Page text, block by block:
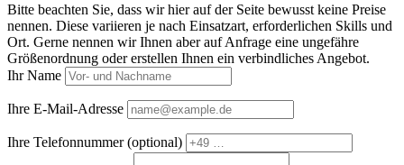
Bitte beachten Sie, dass wir hier auf der Seite bewusst keine Preise
nennen. Diese variieren je nach Einsatzart, erforderlichen Skills und
Ort. Gerne nennen wir Ihnen aber auf Anfrage eine ungefähre
Größenordnung oder erstellen Ihnen ein verbindliches Angebot.
Ihr Name
Ihre E-Mail-Adresse
Ihre Telefonnummer(optional)